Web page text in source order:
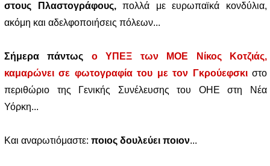
στους Πλαστογράφους,πολλά με ευρωπαϊκά κονδύλια,
ακόμη και αδελφοποιήσεις πόλεων...
Σήμερα πάντως ο ΥΠΕΞ των ΜΟΕ Νίκος Κοτζιάς,
καμαρώνει σε φωτογραφία του με τον Γκρούεφσκι στο
περιθώριο της Γενικής Συνέλευσης του ΟΗΕ στη Νέα
Υόρκη...
Και αναρωτιόμαστε: ποιος δουλεύει ποιον...